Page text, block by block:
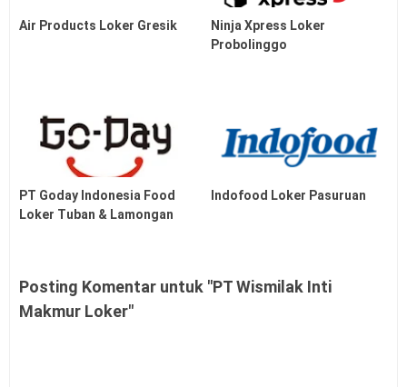
Air Products Loker Gresik
Ninja Xpress Loker
Probolinggo
PT Goday Indonesia Food
Loker Tuban & Lamongan
Indofood Loker Pasuruan
Posting Komentar untuk "PT Wismilak Inti
Makmur Loker"